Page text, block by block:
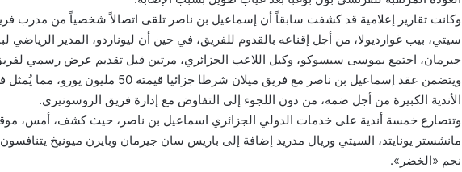
وكانت تقارير إعلامية قد كشفت سابقاً أن إسماعيل بن ناصر تلقى اتصالاً شخصياً من مدرب
سيتي، بيب غوارديولا، من أجل إقناعه بالقدوم للفريق، في حين أن ليوناردو، المدير الرياضي
جيرمان، اجتمع بموسى سيسوكو، وكيل اللاعب الجزائري، مرتين قبل تقديم عرض رسمي
ويتضمن عقد إسماعيل بن ناصر مع فريق ميلان شرطا جزائيا
الأندية الكبيرة من أجل ضمه، من دون اللجوء إلى التفاوض مع إدارة فريق الروسونيري.
وتتصارع خمسة أندية على خدمات الدولي الجزائري اسماعيل بن ناصر، حيث كشف، أمس،
مانشستر يونايتد، السيتي وريال مدريد إضافة إلى باريس سان جيرمان وبايرن ميونيخ
نجم «الخضر».